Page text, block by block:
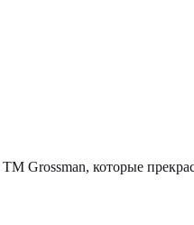
TM Grossman, которые